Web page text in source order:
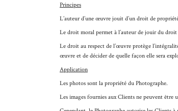
Principes
L’auteur d’une œuvre jouit d’un droit de
Le droit moral permet à l’auteur de jouir du
Le droit au respect de l’œuvre protège
œuvre et de décider de quelle façon elle sera
Application
Les photos sont la propriété du Photographe.
Les images fournies aux Clients ne peuvent